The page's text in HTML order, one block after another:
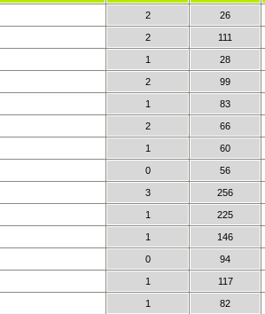
2 26
2 111
1 28
2 99
1 83
2 66
1 60
0 56
3 256
1 225
1 146
0 94
1 117
1 82